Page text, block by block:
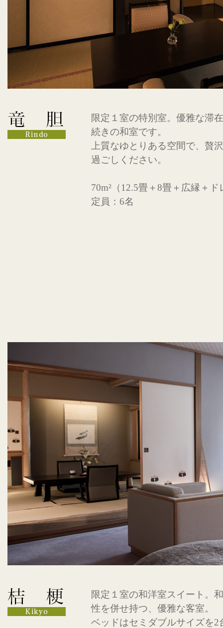
限定１室の特別室。優雅な滞
続きの和室です。
上質なゆとりある空間で、贅
過ごしください。
70m²（12.5畳＋8畳＋広縁＋
定員：6名
限定１室の和洋室スイート。
性を併せ持つ、優雅な客室。
ベッドはセミダブルサイズを2